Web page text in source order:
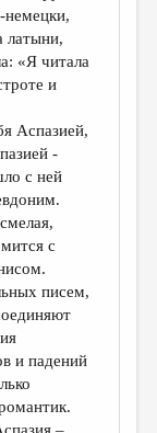
немецки,
латыни,
«Я читала
и
Аспазией,
-
с ней
с
писем,
и падений